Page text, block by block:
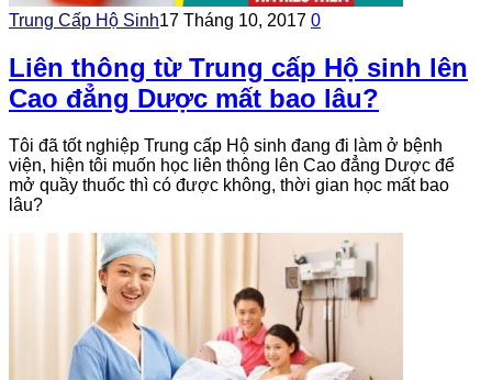
Trung Cấp Hộ Sinh17 Tháng 10, 2017 0
Liên thông từ Trung cấp Hộ sinh lên
Cao đẳng Dược mất bao lâu?
Tôi đã tốt nghiệp Trung cấp Hộ sinh đang đi làm ở bệnh
viện, hiện tôi muốn học liên thông lên Cao đẳng Dược để
mở quầy thuốc thì có được không, thời gian học mất bao
lâu?